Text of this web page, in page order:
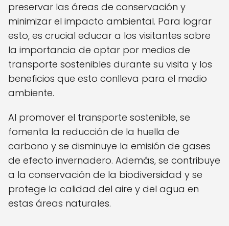
preservar las áreas de conservación y
minimizar el impacto ambiental. Para lograr
esto, es crucial educar a los visitantes sobre
la importancia de optar por medios de
transporte sostenibles durante su visita y los
beneficios que esto conlleva para el medio
ambiente.
Al promover el transporte sostenible, se
fomenta la reducción de la huella de
carbono y se disminuye la emisión de gases
de efecto invernadero. Además, se contribuye
a la conservación de la biodiversidad y se
protege la calidad del aire y del agua en
estas áreas naturales.